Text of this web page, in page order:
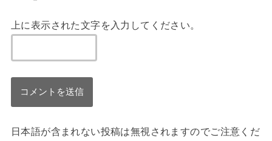
上に表示された文字を入力してください。
日本語が含まれない投稿は無視されますのでご注意くだ